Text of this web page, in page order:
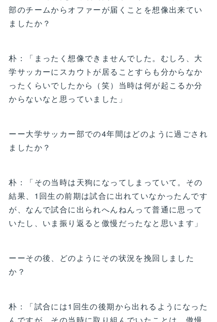
部のチームからオファーが届くことを想像出来てい
ましたか？
朴：「まったく想像できませんでした。むしろ、大
学サッカーにスカウトが居ることすらも分からなか
ったくらいでしたから（笑）当時は何が起こるか分
からないなと思っていました」
ーー大学サッカー部での4年間はどのように過ごされ
ましたか？
朴：「その当時は天狗になってしまっていて。その
結果、1回生の前期は試合に出れていなかったんです
が、なんで試合に出られへんねんって普通に思って
いたし、いま振り返ると傲慢だったなと思います」
ーーその後、どのようにその状況を挽回しました
か？
朴：「試合には1回生の後期から出れるようになった
んですが、その当時に取り組んでいたことは、傲慢